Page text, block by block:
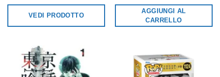
VEDI PRODOTTO
AGGIUNGI AL
CARRELLO